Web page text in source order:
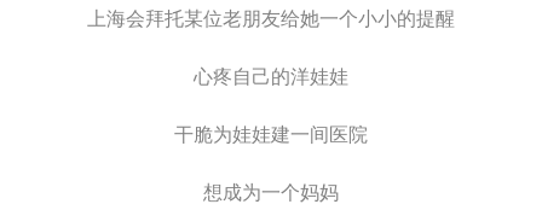
上海会拜托某位老朋友给她一个小小的提醒
心疼自己的洋娃娃
干脆为娃娃建一间医院
想成为一个妈妈